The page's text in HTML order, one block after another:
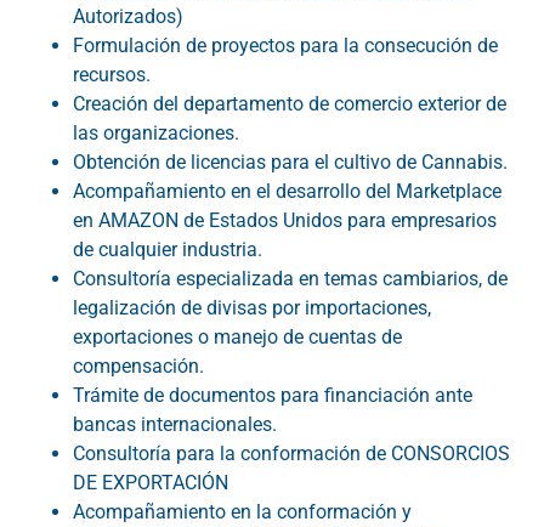
Autorizados)
Formulación de proyectos para la consecución de
recursos.
Creación del departamento de comercio exterior de
las organizaciones.
Obtención de licencias para el cultivo de Cannabis.
Acompañamiento en el desarrollo del Marketplace
en AMAZON de Estados Unidos para empresarios
de cualquier industria.
Consultoría especializada en temas cambiarios, de
legalización de divisas por importaciones,
exportaciones o manejo de cuentas de
compensación.
Trámite de documentos para financiación ante
bancas internacionales.
Consultoría para la conformación de CONSORCIOS
DE EXPORTACIÓN
Acompañamiento en la conformación y